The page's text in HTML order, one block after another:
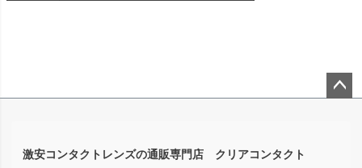
激安コンタクトレンズの通販専門店 クリアコンタクト